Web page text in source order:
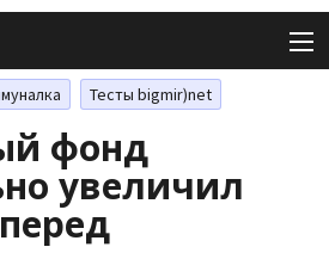
Тесты bigmir)net
фонд
увеличил